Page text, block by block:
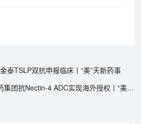
泰TSLP双抗申报临床丨“美”天新药事
抗Nectin-4 ADC实现海外授权丨“美”天新药事